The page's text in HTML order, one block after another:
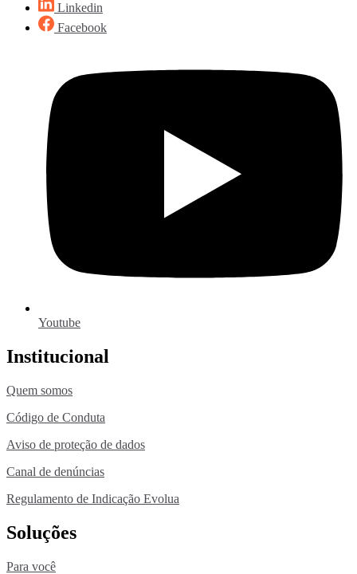
Linkedin
Facebook
Youtube
Institucional
Quem somos
Código de Conduta
Aviso de proteção de dados
Canal de denúncias
Regulamento de Indicação Evolua
Soluções
Para você